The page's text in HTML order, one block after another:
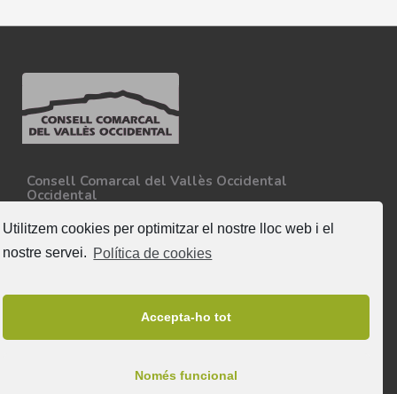
Utilitzem cookies per optimitzar el nostre lloc web i el
nostre servei. Política de cookies
Accepta-ho tot
Només funcional
Consell Comarcal del Vallès Occidental
Occidental
08227 - Terrassa
Tel. 93 727 35 34